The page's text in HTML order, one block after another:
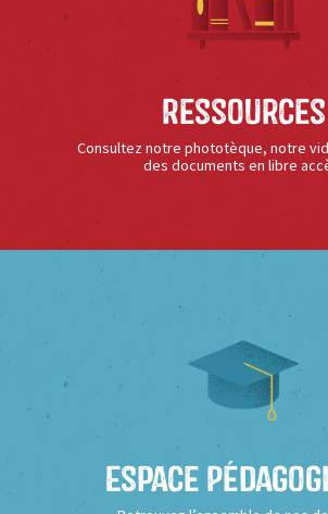
Ressources
Consultez notre phototèque, notre
des documents en libre
Espace